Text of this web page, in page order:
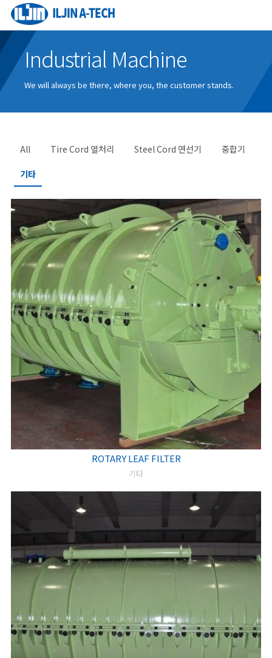
Industrial Machine
We will always be there, where you, the customer stands.
All Tire Cord 열처리 Steel Cord 연선기 중합기
기타
ROTARY LEAF FILTER
기타